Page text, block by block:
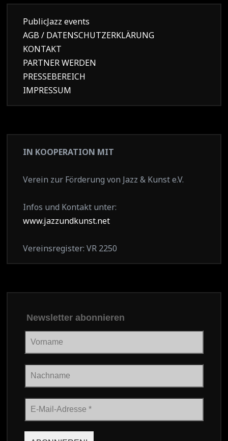
PublicJazz events
AGB / DATENSCHUTZERKLÄRUNG
KONTAKT
PARTNER WERDEN
PRESSEBEREICH
IMPRESSUM
IN KOOPERATION MIT
Verein zur Förderung von Jazz & Kunst e.V.
Infos und Kontakt unter:
www.jazzundkunst.net
Vereinsregister: VR 2250
Newsletter abonnieren
Mail-